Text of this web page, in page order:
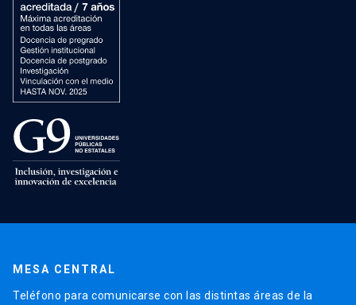
MESA CENTRAL
Teléfono para comunicarse con las distintas áreas de la